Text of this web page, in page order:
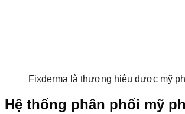
Fixderma là thương hiệu dược mỹ
Hệ thống phân phối mỹ